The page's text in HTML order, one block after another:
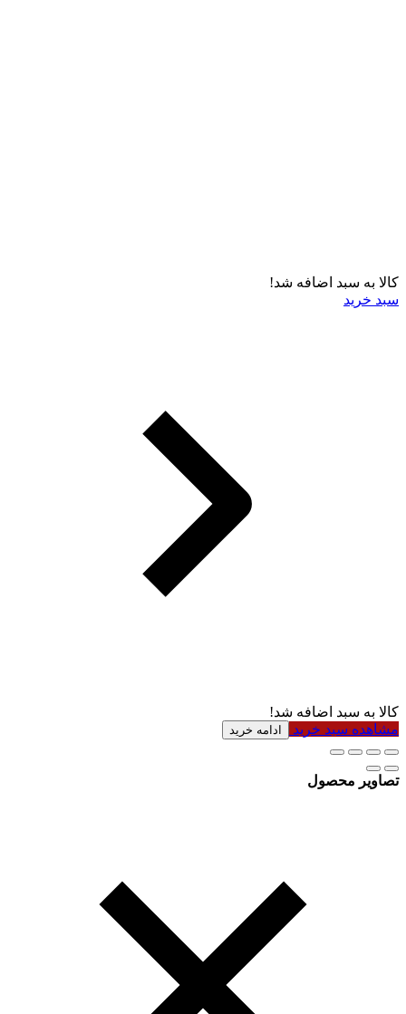
کالا به سبد اضافه شد!
سبد خرید
کالا به سبد اضافه شد!
مشاهده سبد خرید
ادامه خرید
تصاویر محصول